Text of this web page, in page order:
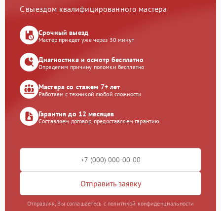
С выездом квалифицированного мастера
Срочный выезд
Мастер приедет уже через 30 минут
Диагностика и осмотр бесплатно
Определим причину поломки бесплатно
Мастера со стажем 7+ лет
Работаем с техникой любой сложности
Гарантия до 12 месяцев
Составляем договор, предоставляем гарантию
Отправить заявку
Отправляя, Вы соглашаетесь с политикой конфиденциальности